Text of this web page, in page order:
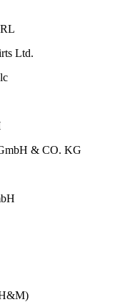
Ltd.
& CO. KG